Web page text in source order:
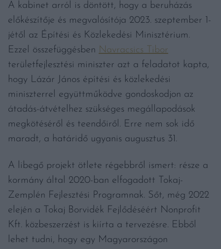
A kabinet arról is döntött, hogy a beruházás
előkészítője és megvalósítója 2023. szeptember 1-
jétől az Építési és Közlekedési Minisztérium.
Ezzel összefüggésben Navracsics Tibor
területfejlesztési miniszter azt a feladatot kapta,
hogy Lázár János építési és közlekedési
miniszterrel együttműködve gondoskodjon az
átadás-átvételhez szükséges megállapodások
megkötéséről és teendőiről. Erre nem sok idő
maradt, a határidő ugyanis augusztus 31.
A libegő projekt ötlete régebbről ismert: része a
kormány által 2020-ban elfogadott Tokaj-
Zemplén Fejlesztési Programnak. Sőt, még 2022
elején a Tokaj Borvidék Fejlődéséért Nonprofit
Kft. közbeszerzést is kiírta a tervezésre. Ebből
lehet tudni, hogy egy Magyarországon